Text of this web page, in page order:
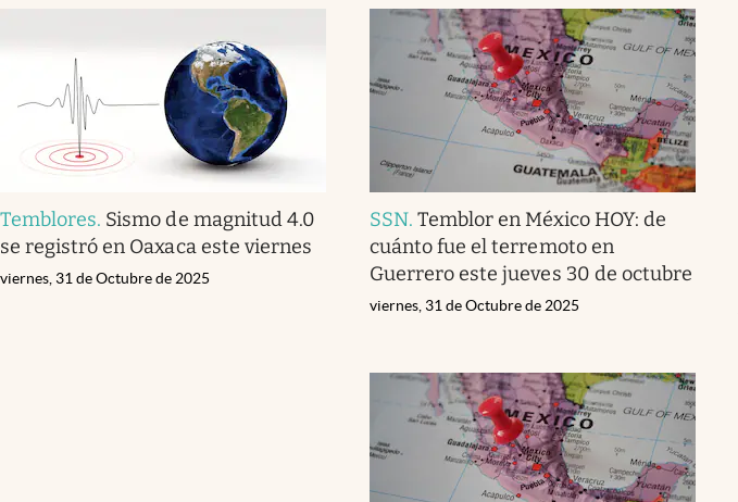
Temblores. Sismo de magnitud 4.0
se registró en Oaxaca este viernes
viernes, 31 de Octubre de 2025
SSN.Temblor en México HOY: de
cuánto fue el terremoto en
Guerrero este jueves 30 de octubre
viernes, 31 de Octubre de 2025